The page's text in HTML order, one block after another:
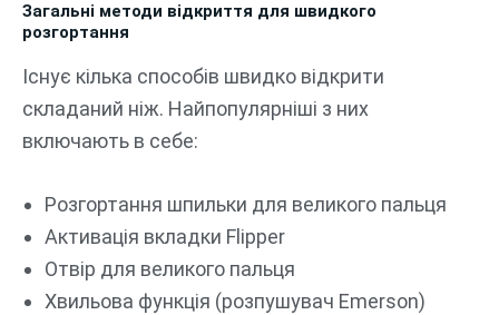
Загальні методи відкриття для швидкого
розгортання
Існує кілька способів швидко відкрити
складаний ніж. Найпопулярніші з них
включають в себе:
Розгортання шпильки для великого пальця
Активація вкладки Flipper
Отвір для великого пальця
Хвильова функція (розпушувач Emerson)